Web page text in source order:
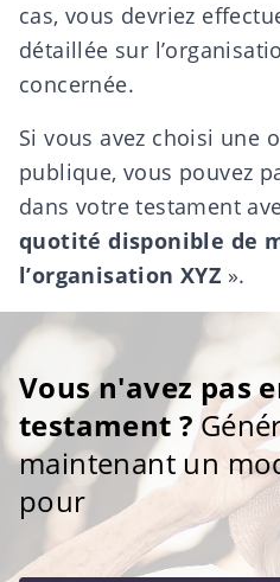
cas, vous devriez
détaillée sur
concernée.
Si vous avez choisi une
publique, vous pouvez
dans votre testament
quotité disponible de
l’organisation XYZ ».
Vous n'avez pas
testament ?
maintenant un
pour